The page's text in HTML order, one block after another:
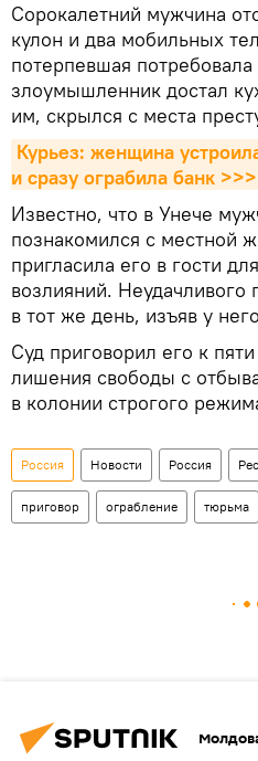
Сорокалетний мужчина
кулон и два мобильных
потерпевшая
злоумышленник достал
им, скрылся с места
Курьез: женщина
и сразу ограбила банк >>>
Известно, что в Унече
познакомился с местной
пригласила его в гости
возлияний. Неудачливого
в тот же день, изъяв у
Суд приговорил его к
лишения свободы с
в колонии строгого
Россия Новости Россия
приговор ограбление тюрьма